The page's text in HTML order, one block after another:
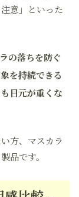
意」といった
の落ちを防ぐ
を持続できる
目元が重くな
方、マスカラ
品です。